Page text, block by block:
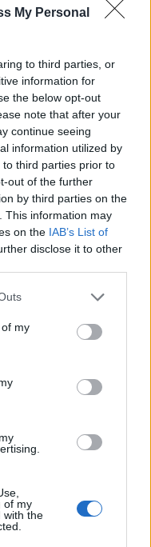
My Personal
to third parties, or
information for
the below opt-out
note that after your
continue seeing
information utilized by
third parties prior to
out of the further
by third parties on the
This information may
on the IAB’s List of
disclose it to other
one or more Google
You may click to
its third-party tags to
in below Google
my
of my
with the
donna: comfort